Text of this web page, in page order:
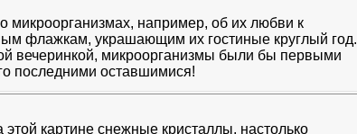
микроорганизмах, например, об их любви к
флажкам, украшающим их гостиные круглый год.
вечеринкой, микроорганизмы были бы первыми
последними оставшимися!
картине снежные кристаллы, настолько